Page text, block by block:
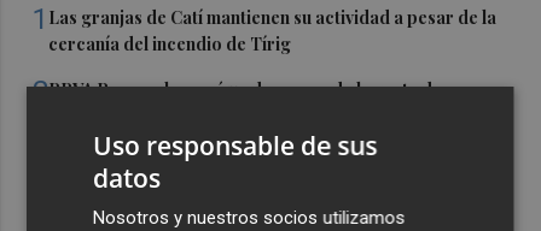
1 Las granjas de Catí mantienen su actividad a pesar de la
cercanía del incendio de Tírig
2BBVA Research prevé un descenso de la venta de
Los actores de 'Valle Salvaje', la serie de La 1 y Netflix,
participarán en la 2ª edición de Benissa en Corto
Uso responsable de sus
datos
Nosotros y nuestros socios utilizamos